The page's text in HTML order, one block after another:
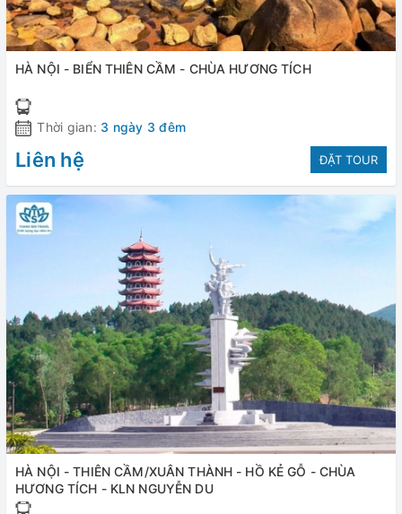
HÀ NỘI - BIỂN THIÊN CẦM - CHÙA HƯƠNG TÍCH
Thời gian: 3 ngày 3 đêm
Liên hệ ĐẶT TOUR
HÀ NỘI - THIÊN CẦM/XUÂN THÀNH - HỒ KẺ GỖ - CHÙA
HƯƠNG TÍCH - KLN NGUYỄN DU